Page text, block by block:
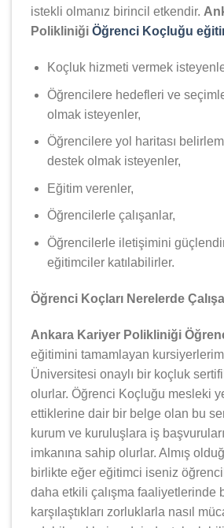
istekli olmanız birincil etkendir.
Polikliniği Öğrenci Koçluğu
Koçluk hizmeti vermek
Öğrencilere hedefleri ve
olmak isteyenler,
Öğrencilere yol haritası
destek olmak isteyenler,
Eğitim verenler,
Öğrencilerle çalışanlar,
Öğrencilerle iletişimini
eğitimciler katılabilirler.
Öğrenci Koçları Nerelerde
Ankara Kariyer Polikliniği
eğitimini tamamlayan
Üniversitesi onaylı bir koçluk
olurlar. Öğrenci Koçluğu mesleki
ettiklerine dair bir belge olan bu
kurum ve kuruluşlara iş
imkanına sahip olurlar. Almış
birlikte eğer eğitimci iseniz
daha etkili çalışma faaliyetlerinde
karşılaştıkları zorluklarla nasıl